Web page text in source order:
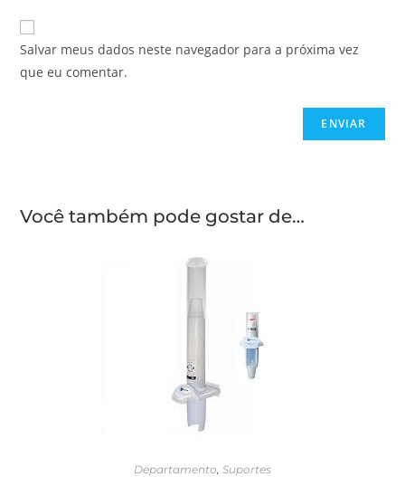
Salvar meus dados neste navegador para a próxima vez
que eu comentar.
Você também pode gostar de…
LEIA MAIS
Departamento, Suportes